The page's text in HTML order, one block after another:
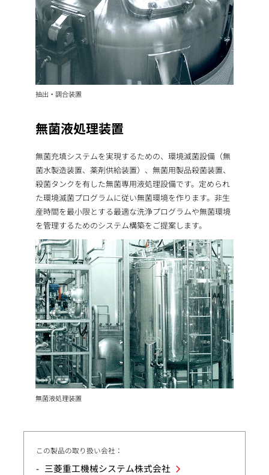
抽出・調合装置
無菌液処理装置
無菌充填システムを実現するための、環境滅菌設備（無
菌水製造装置、薬剤供給装置）、無菌用製品殺菌装置、
殺菌タンクを有した無菌専用液処理設備です。定められ
た環境滅菌プログラムに従い無菌環境を作ります。非生
産時間を最小限とする最適な洗浄プログラムや無菌環境
を管理するためのシステム構築をご提案します。
無菌液処理装置
この製品の取り扱い会社：
三菱重工機械システム株式会社